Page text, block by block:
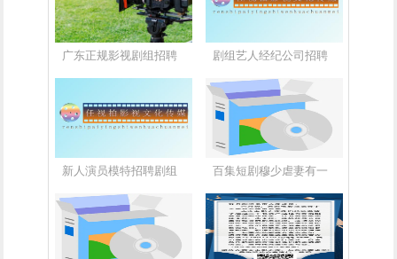
广东正规影视剧组招聘 剧组艺人经纪公司招聘
新人演员模特招聘剧组 百集短剧穆少虐妻有一